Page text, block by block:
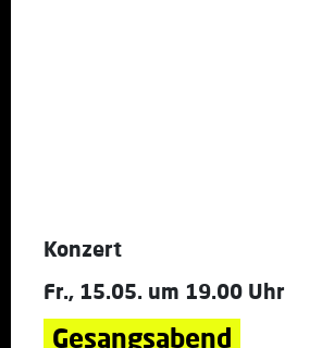
Konzert
Fr., 15.05. um 19.00 Uhr
Gesangsabend